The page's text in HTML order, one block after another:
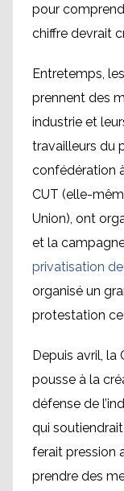
pour
chiffre devrait
Entretemps,
prennent des
industrie et
travailleurs du
confédération
CUT (elle-
Union), ont
et la
privatisation de
organisé un
protestation ce
Depuis avril, la
pousse à la
défense de
qui
ferait pression
prendre des